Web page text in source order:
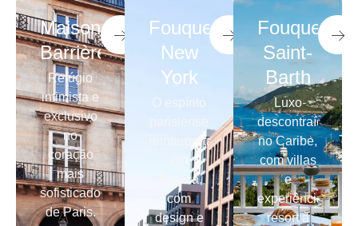
Maison
Barrière
Refúgio
intimista e
exclusivo
no
coração
mais
sofisticado
de Paris.
Fouquet’s
New
York
O espírito
parisiense
reinterpretado
Tribeca,
com
design e
Fouquet’s
Saint-
Barth
Luxo
descontraído
no Caribe,
com villas
e
experiência
resort à